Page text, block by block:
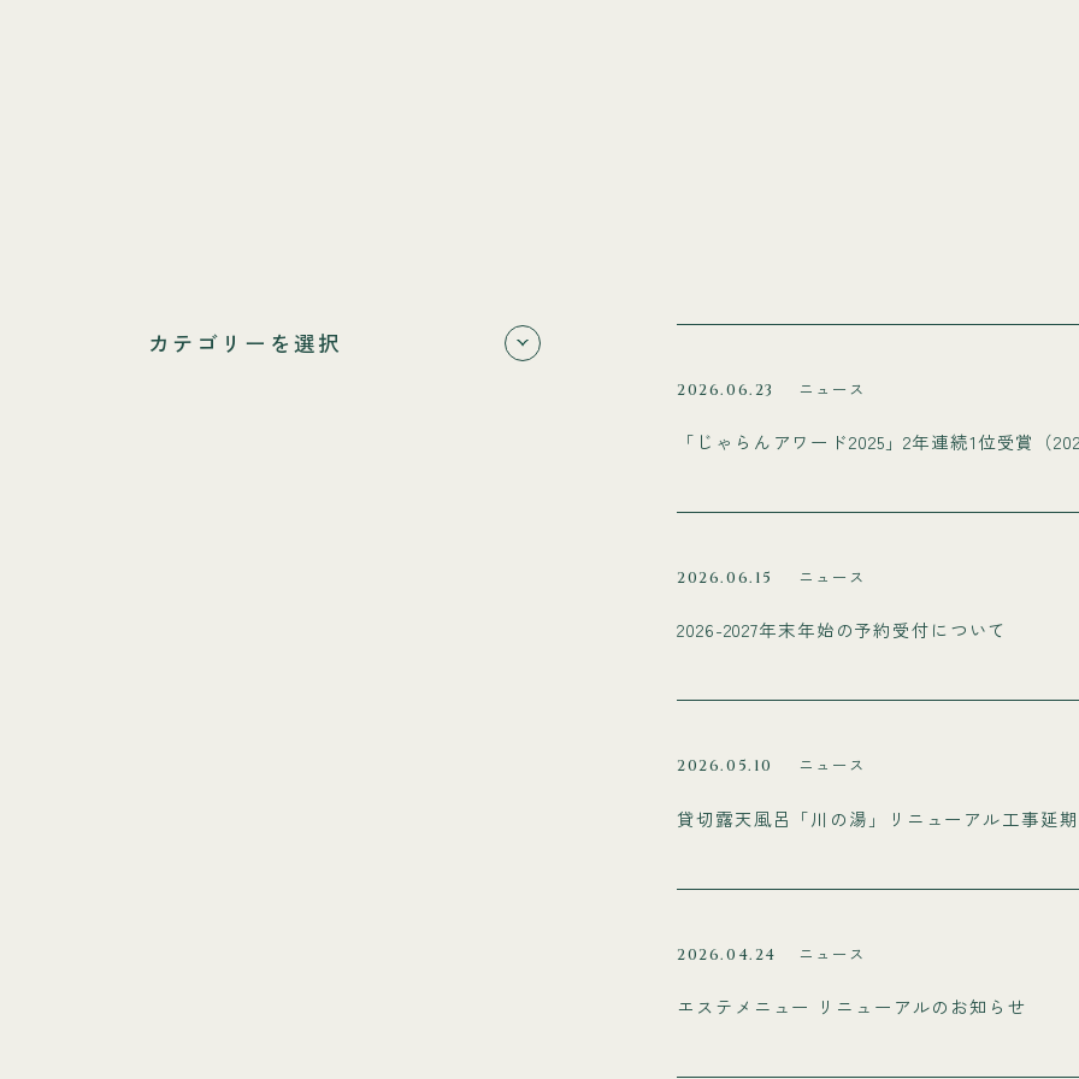
カテゴリーを選択
2026.06.23 ニュース
「じゃらんアワード2025」2年連続1位受賞（
2026.06.15 ニュース
2026-2027年末年始の予約受付について
2026.05.10 ニュース
貸切露天風呂「川の湯」リニューアル工事延
2026.04.24 ニュース
エステメニュー リニューアルのお知らせ